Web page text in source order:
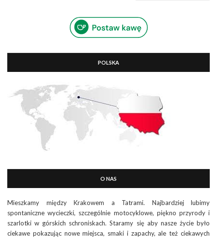
POLSKA
O NAS
Mieszkamy między Krakowem a Tatrami. Najbardziej lubimy
spontaniczne wycieczki, szczególnie motocyklowe, piękno przyrody i
szarlotki w górskich schroniskach. Staramy się aby nasze życie było
ciekawe pokazując nowe miejsca, smaki i zapachy, ale też ciekawych